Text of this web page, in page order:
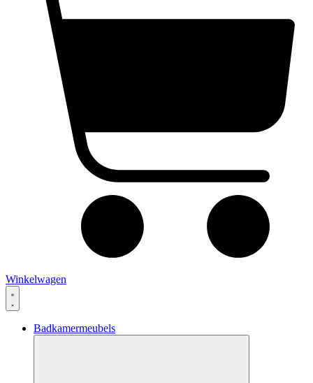
Winkelwagen
Badkamermeubels